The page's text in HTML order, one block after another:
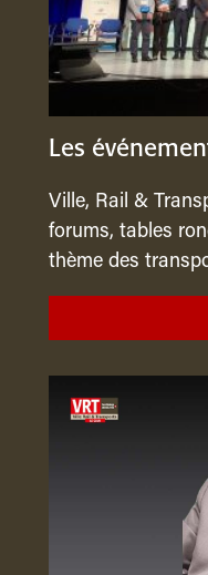
Les
Ville, Rail &
forums, tables
thème des